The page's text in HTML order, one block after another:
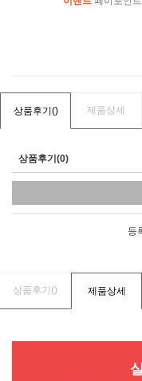
상품후기() 제품상세
상품후기(0)
등
상품후기() 제품상세